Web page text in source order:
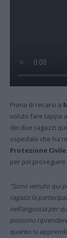
Prima di recarsi a
voluto fare tappa
dei due ragazzi
ospedale che ha
Protezione Civile.
per poi
“Sono venuto qui
ragazzi la
nell’angoscia per
possono
quanto si